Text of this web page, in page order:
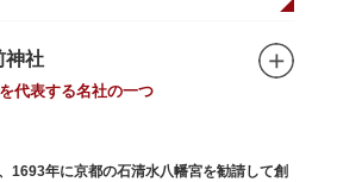
中では、提灯に照らされた神輿が荘厳かつ
例年、数十万人の人出があり、多くの観客
っています。
紋がデザインされた御朱印帳の販売や、鳥
頒布されます。
神社
代表する名社の一つ
1693年に京都の石清水八幡宮を勧請して創